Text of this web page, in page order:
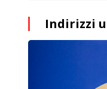
Indirizzi